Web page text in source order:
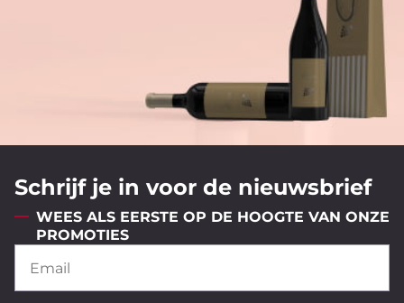
Schrijf je in voor de nieuwsbrief
WEES ALS EERSTE OP DE HOOGTE VAN ONZE
PROMOTIES